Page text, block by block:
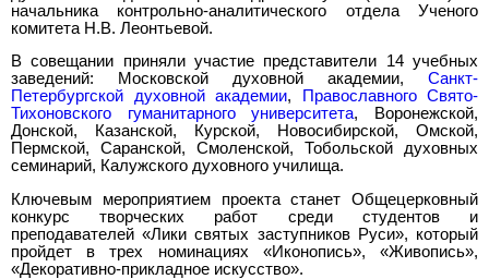
начальника контрольно-аналитического отдела Ученого
комитета Н.В. Леонтьевой.
В совещании приняли участие представители 14 учебных
заведений: Московской духовной академии, Санкт-
Петербургской духовной академии,
Православного Свято-
Тихоновского гуманитарного университета, Воронежской,
Донской, Казанской, Курской, Новосибирской, Омской,
Пермской, Саранской, Смоленской, Тобольской духовных
семинарий, Калужского духовного училища.
Ключевым мероприятием проекта станет Общецерковный
конкурс творческих работ среди студентов и
преподавателей «Лики святых заступников Руси», который
пройдет в трех номинациях «Иконопись», «Живопись»,
«Декоративно-прикладное искусство».